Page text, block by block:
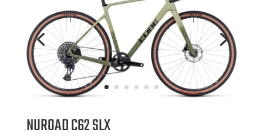
NUROAD C62 SLX